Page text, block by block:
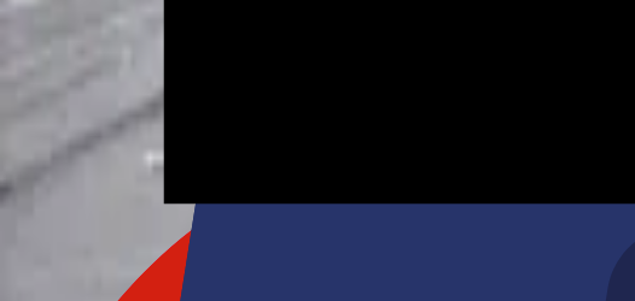
Mon panier
Votre panier est vide.
Découvrir la boutique